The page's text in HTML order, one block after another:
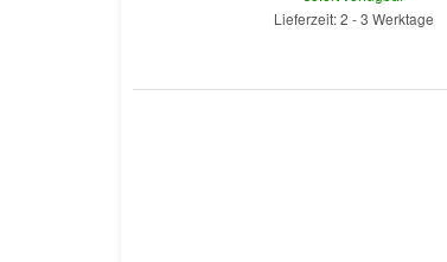
Lieferzeit: 2 - 3 Werktage